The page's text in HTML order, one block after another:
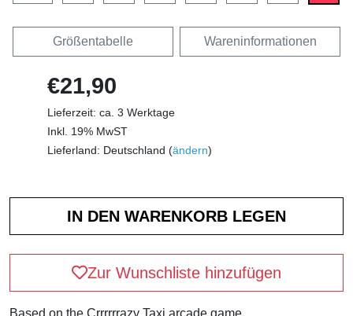
Größentabelle Wareninformationen
€21,90
Lieferzeit: ca. 3 Werktage
Inkl. 19% MwST
Lieferland: Deutschland (ändern)
Zur Wunschliste hinzufügen
Based on the Crrrrrrazy Taxi arcade game.